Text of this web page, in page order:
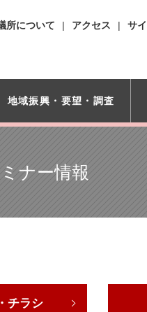
所について アクセス サ
地域振興・ 要望・調査
ナー情報
チラシ